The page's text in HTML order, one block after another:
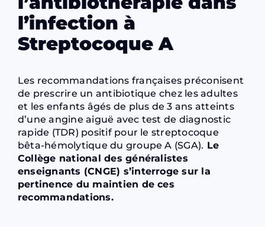
l’infection à
Streptocoque A
Les recommandations françaises préconisent
de prescrire un antibiotique chez les adultes
et les enfants âgés de plus de 3 ans atteints
d’une angine aiguë avec test de diagnostic
rapide (TDR) positif pour le streptocoque
bêta-hémolytique du groupe A (SGA). Le
Collège national des généralistes
enseignants (CNGE) s’interroge sur la
pertinence du maintien de ces
recommandations.